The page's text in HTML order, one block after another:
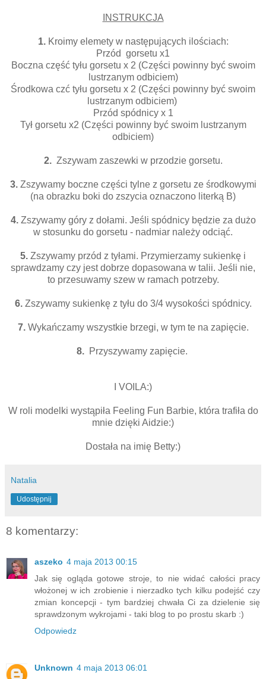
INSTRUKCJA
1. Kroimy elemety w następujących ilościach:
Przód gorsetu x1
Boczna część tyłu gorsetu x 2 (Części powinny być swoim
lustrzanym odbiciem)
Środkowa czć tyłu gorsetu x 2 (Części powinny być swoim
lustrzanym odbiciem)
Przód spódnicy x 1
Tył gorsetu x2 (Części powinny być swoim lustrzanym
odbiciem)
2. Zszywam zaszewki w przodzie gorsetu.
3.Zszywamy boczne części tylne z gorsetu ze środkowymi
(na obrazku boki do zszycia oznaczono literką B)
4.Zszywamy góry z dołami. Jeśli spódnicy będzie za dużo
w stosunku do gorsetu - nadmiar należy odciąć.
5. Zszywamy przód z tyłami. Przymierzamy sukienkę i
sprawdzamy czy jest dobrze dopasowana w talii. Jeśli nie,
to przesuwamy szew w ramach potrzeby.
6. Zszywamy sukienkę z tyłu do 3/4 wysokości spódnicy.
7. Wykańczamy wszystkie brzegi, w tym te na zapięcie.
8. Przyszywamy zapięcie.
I VOILA:)
W roli modelki wystąpiła Feeling Fun Barbie, która trafiła do
mnie dzięki Aidzie:)
Dostała na imię Betty:)
Natalia
Udostępnij
8 komentarzy:
aszeko 4 maja 2013 00:15
Jak się ogląda gotowe stroje, to nie widać całości pracy
włożonej w ich zrobienie i nierzadko tych kilku podejść czy
zmian koncepcji - tym bardziej chwała Ci za dzielenie się
sprawdzonym wykrojami - taki blog to po prostu skarb :)
Odpowiedz
Unknown 4 maja 2013 06:01